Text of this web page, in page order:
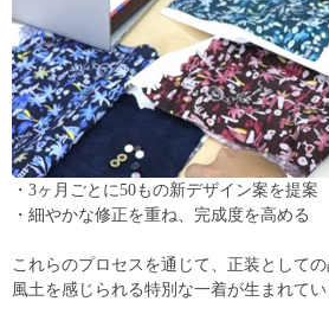
・3ヶ月ごとに50もの新デザイン案を提案
・細やかな修正を重ね、完成度を高める
これらのプロセスを通じて、正装として
風土を感じられる特別な一着が生まれてい